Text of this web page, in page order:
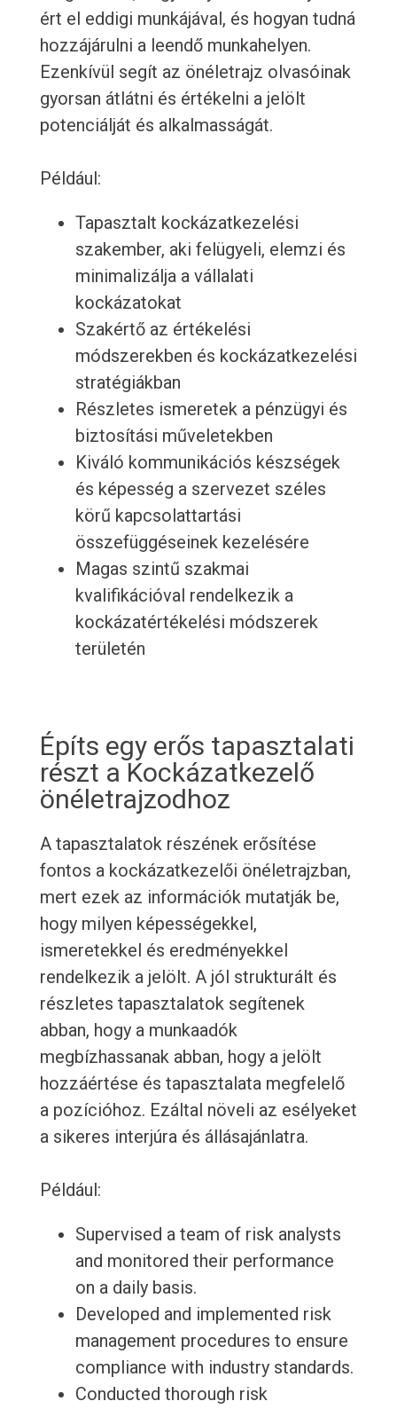
ért el eddigi munkájával, és hogyan tudná
hozzájárulni a leendő munkahelyen.
Ezenkívül segít az önéletrajz olvasóinak
gyorsan átlátni és értékelni a jelölt
potenciálját és alkalmasságát.
Például:
Tapasztalt kockázatkezelési
szakember, aki felügyeli, elemzi és
minimalizálja a vállalati
kockázatokat
Szakértő az értékelési
módszerekben és kockázatkezelési
stratégiákban
Részletes ismeretek a pénzügyi és
biztosítási műveletekben
Kiváló kommunikációs készségek
és képesség a szervezet széles
körű kapcsolattartási
összefüggéseinek kezelésére
Magas szintű szakmai
kvalifikációval rendelkezik a
kockázatértékelési módszerek
területén
Építs egy erős tapasztalati
részt a Kockázatkezelő
önéletrajzodhoz
A tapasztalatok részének erősítése
fontos a kockázatkezelői önéletrajzban,
mert ezek az információk mutatják be,
hogy milyen képességekkel,
ismeretekkel és eredményekkel
rendelkezik a jelölt. A jól strukturált és
részletes tapasztalatok segítenek
abban, hogy a munkaadók
megbízhassanak abban, hogy a jelölt
hozzáértése és tapasztalata megfelelő
a pozícióhoz. Ezáltal növeli az esélyeket
a sikeres interjúra és állásajánlatra.
Például:
Supervised a team of risk analysts
and monitored their performance
on a daily basis.
Developed and implemented risk
management procedures to ensure
compliance with industry standards.
Conducted thorough risk